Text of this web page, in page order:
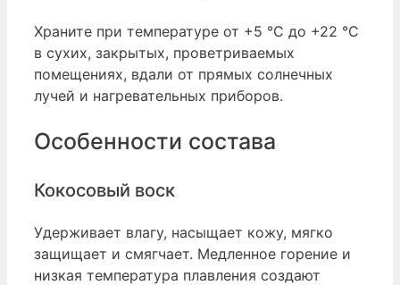
Храните при температуре от +5 °С до +22 °С
в сухих, закрытых, проветриваемых
помещениях, вдали от прямых солнечных
лучей и нагревательных приборов.
Особенности состава
Кокосовый воск
Удерживает влагу, насыщает кожу, мягко
защищает и смягчает. Медленное горение и
низкая температура плавления создают